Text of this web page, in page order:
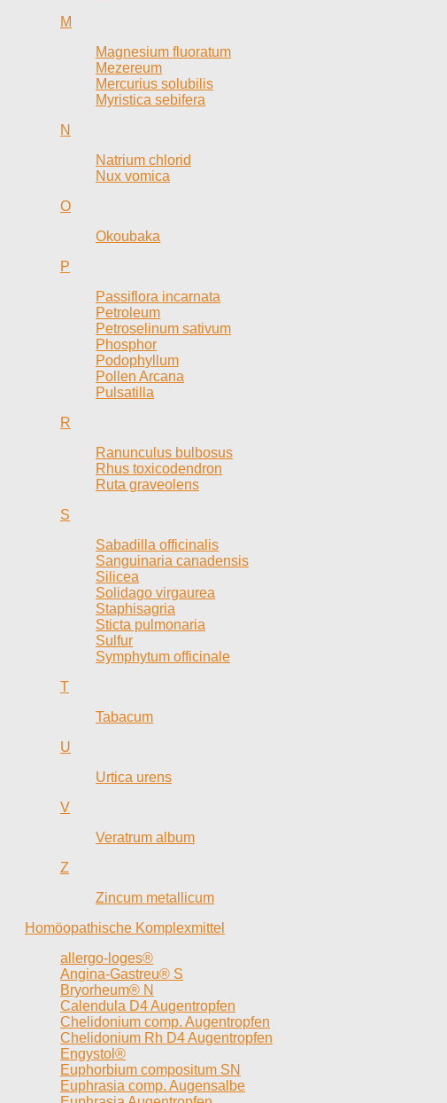
M
Magnesium fluoratum
Mezereum
Mercurius solubilis
Myristica sebifera
N
Natrium chlorid
Nux vomica
O
Okoubaka
P
Passiflora incarnata
Petroleum
Petroselinum sativum
Phosphor
Podophyllum
Pollen Arcana
Pulsatilla
R
Ranunculus bulbosus
Rhus toxicodendron
Ruta graveolens
S
Sabadilla officinalis
Sanguinaria canadensis
Silicea
Solidago virgaurea
Staphisagria
Sticta pulmonaria
Sulfur
Symphytum officinale
T
Tabacum
U
Urtica urens
V
Veratrum album
Z
Zincum metallicum
Homöopathische Komplexmittel
allergo-loges®
Angina-Gastreu® S
Bryorheum® N
Calendula D4 Augentropfen
Chelidonium comp. Augentropfen
Chelidonium Rh D4 Augentropfen
Engystol®
Euphorbium compositum SN
Euphrasia comp. Augensalbe